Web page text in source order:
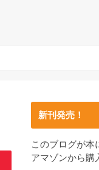
新刊発売！
このブログが本
アマゾンから購